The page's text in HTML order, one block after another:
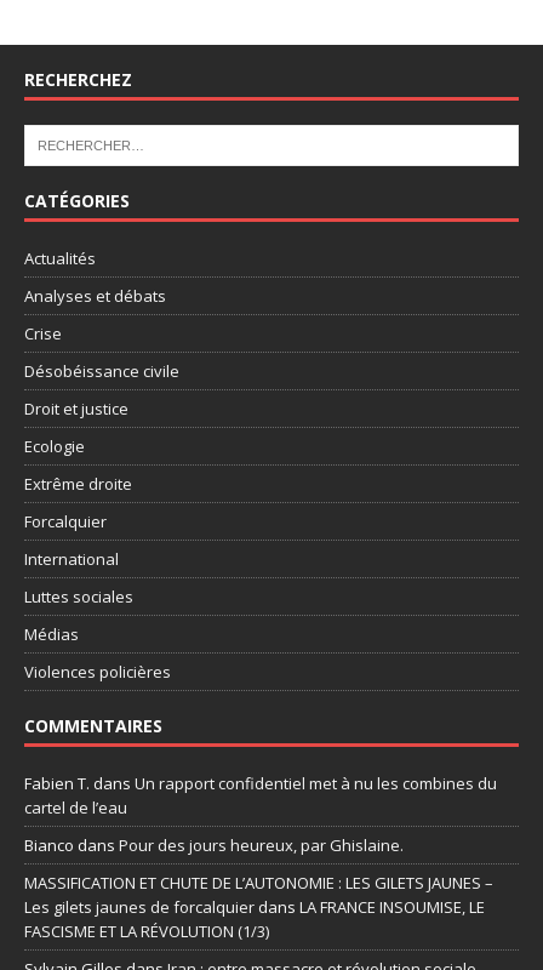
RECHERCHEZ
CATÉGORIES
Actualités
Analyses et débats
Crise
Désobéissance civile
Droit et justice
Ecologie
Extrême droite
Forcalquier
International
Luttes sociales
Médias
Violences policières
COMMENTAIRES
Fabien T. dans Un rapport confidentiel met à nu les combines du
cartel de l’eau
Bianco dans Pour des jours heureux, par Ghislaine.
MASSIFICATION ET CHUTE DE L’AUTONOMIE : LES GILETS JAUNES –
Les gilets jaunes de forcalquier dans LA FRANCE INSOUMISE, LE
FASCISME ET LA RÉVOLUTION (1/3)